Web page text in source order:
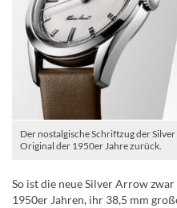
Der nostalgische Schriftzug der
Original der 1950er Jahre zurück.
So ist die neue Silver Arrow
1950er Jahren, ihr 38,5 mm